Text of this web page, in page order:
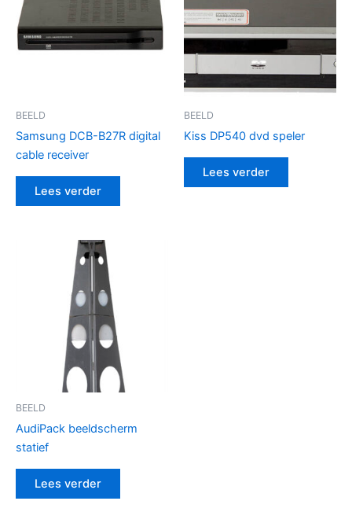
BEELD
Samsung DCB-B27R digital
cable receiver
Lees verder
BEELD
Kiss DP540 dvd speler
Lees verder
BEELD
AudiPack beeldscherm
statief
Lees verder